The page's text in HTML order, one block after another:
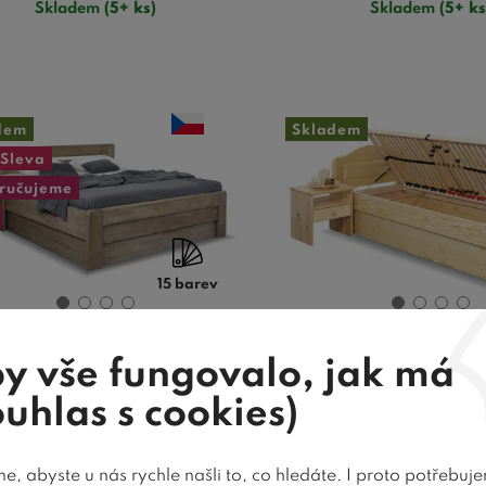
Skladem(5+ ks) Skladem (5+
Sleva
15 barev
dvoulůžko s úložným
Primátor, masiv
buk
Skladem
Postel
úložným
90x200cm, masiv
vše fungovalo, jak má
s cookies)
abyste u nás rychle našli to, co hledáte. I proto